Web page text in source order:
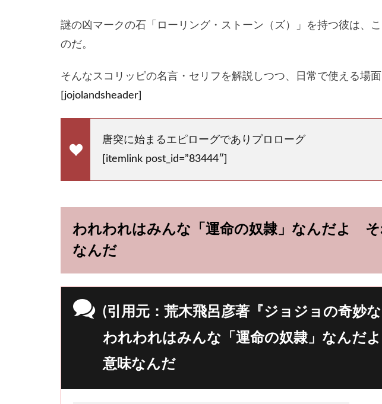
謎の凶マークの石「ローリング・ストーン（ズ）」を持つ彼は、
のだ。
そんなスコリッピの名言・セリフを解説しつつ、日常で使える場面
[jojolandsheader]
唐突に始まるエピローグでありプロローグ
[itemlink post_id=”83444″]
われわれはみんな「運命の奴隷」なんだよ
なんだ
(引用元：荒木飛呂彦著『ジョジョの奇妙
われわれはみんな「運命の奴隷」なんだ
意味なんだ